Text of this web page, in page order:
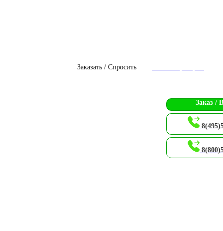
Заказать / Спросить
Заказ /